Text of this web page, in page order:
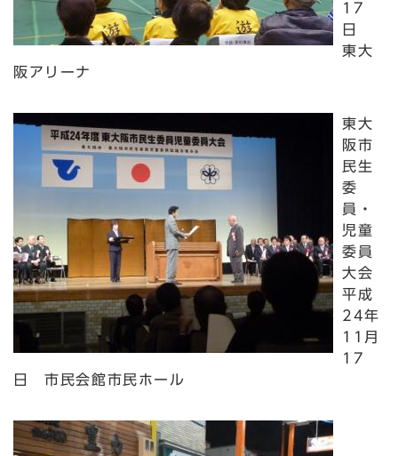
17
日
東大
阪アリーナ
東大
阪市
民生
委
員・
児童
委員
大会
平成
24年
11月
17
日 市民会館市民ホール